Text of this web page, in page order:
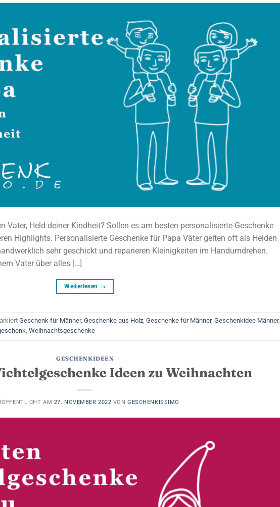
Vater, Held deiner Kindheit? Sollen es am besten personalisierte Geschenke
Highlights. Personalisierte Geschenke für Papa Väter gelten oft als Helden
sehr geschickt und reparieren Kleinigkeiten im Handumdrehen.
Vater über alles […]
Weiterlesen →
Geschenk für Männer, Geschenke aus Holz, Geschenke für Männer, Geschenkidee Männer,
, Weihnachtsgeschenke
GESCHENKIDEEN
Ideen zu Weihnachten
AM 27. NOVEMBER 2022 VONGESCHENKISSIMO